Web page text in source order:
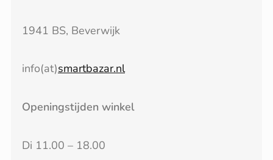
1941 BS, Beverwijk
info(at)smartbazar.nl
Openingstijden winkel
Di 11.00 – 18.00